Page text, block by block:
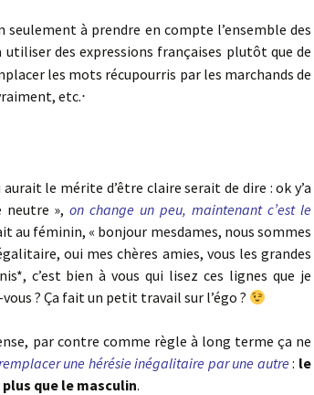
seulement à prendre en compte l’ensemble des
utiliser des expressions françaises plutôt que de
les mots récupourris par les marchands de
etc.⋅
le mérite d’être claire serait de dire : ok y’a
neutre »,on change un peu, maintenant c’est le
au féminin, « bonjour mesdames, nous sommes
oui mes chères amies, vous les grandes
c’est bien à vous qui lisez ces lignes que je
vous ? Ça fait un petit travail sur l’égo ?
par contre comme règle à long terme ça ne
une hérésie inégalitaire par une autre: le
que le masculin.